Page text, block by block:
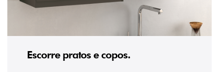
Escorre pratos e copos.
kg
kg
1,41